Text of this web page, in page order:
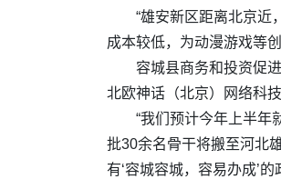
“雄安新区距离北京近
成本较低，为动漫游戏等
容城县商务和投资促
北欧神话（北京）网络科
“我们预计今年上半年
批30余名骨干将搬至河北
有‘容城容城，容易办成’